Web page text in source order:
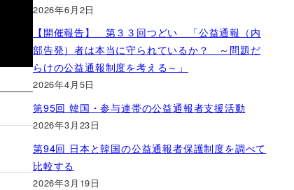
2026年6月2日
【開催報告】 第３３回つどい 「公益通報（内
部告発）者は本当に守られているか？ ～問題だ
らけの公益通報制度を考える～」
2026年4月5日
第95回 韓国・参与連帯の公益通報者支援活動
2026年3月23日
第94回 日本と韓国の公益通報者保護制度を調べて
比較する
2026年3月19日